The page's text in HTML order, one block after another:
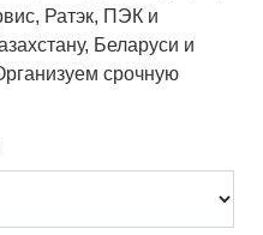
Ратэк, ПЭК и
Беларуси и
срочную